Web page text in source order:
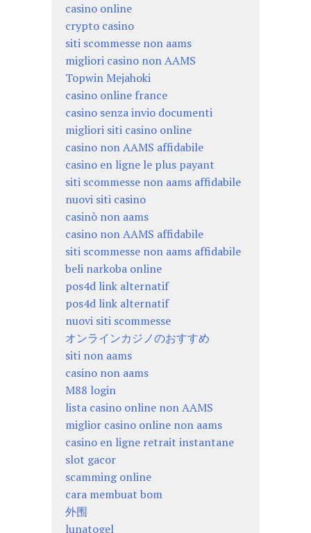
casino online
crypto casino
siti scommesse non aams
migliori casino non AAMS
Topwin Mejahoki
casino online france
casino senza invio documenti
migliori siti casino online
casino non AAMS affidabile
casino en ligne le plus payant
siti scommesse non aams affidabile
nuovi siti casino
casinò non aams
casino non AAMS affidabile
siti scommesse non aams affidabile
beli narkoba online
pos4d link alternatif
pos4d link alternatif
nuovi siti scommesse
オンラインカジノのおすすめ
siti non aams
casino non aams
M88 login
lista casino online non AAMS
miglior casino online non aams
casino en ligne retrait instantane
slot gacor
scamming online
cara membuat bom
外围
lunatogel